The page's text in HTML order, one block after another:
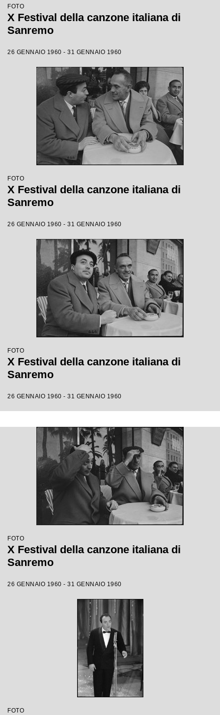
FOTO
X Festival della canzone italiana di
Sanremo
26 GENNAIO 1960 - 31 GENNAIO 1960
FOTO
X Festival della canzone italiana di
Sanremo
26 GENNAIO 1960 - 31 GENNAIO 1960
FOTO
X Festival della canzone italiana di
Sanremo
26 GENNAIO 1960 - 31 GENNAIO 1960
FOTO
X Festival della canzone italiana di
Sanremo
26 GENNAIO 1960 - 31 GENNAIO 1960
FOTO